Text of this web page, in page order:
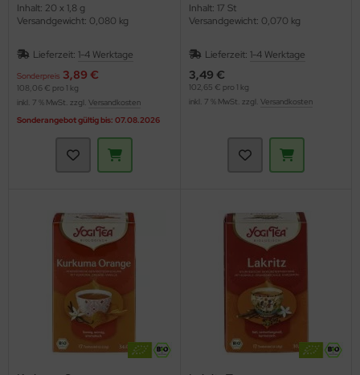
Inhalt: 20 x 1,8 g
Versandgewicht: 0,080 kg
Lieferzeit: 1-4 Werktage
Sonderpreis 3,89 €
108,06 € pro 1 kg
inkl. 7 % MwSt. zzgl. Versandkosten
Sonderangebot gültig bis: 07.08.2026
Inhalt: 17 St
Versandgewicht: 0,070 kg
Lieferzeit: 1-4 Werktage
3,49 €
102,65 € pro 1 kg
inkl. 7 % MwSt. zzgl. Versandkosten